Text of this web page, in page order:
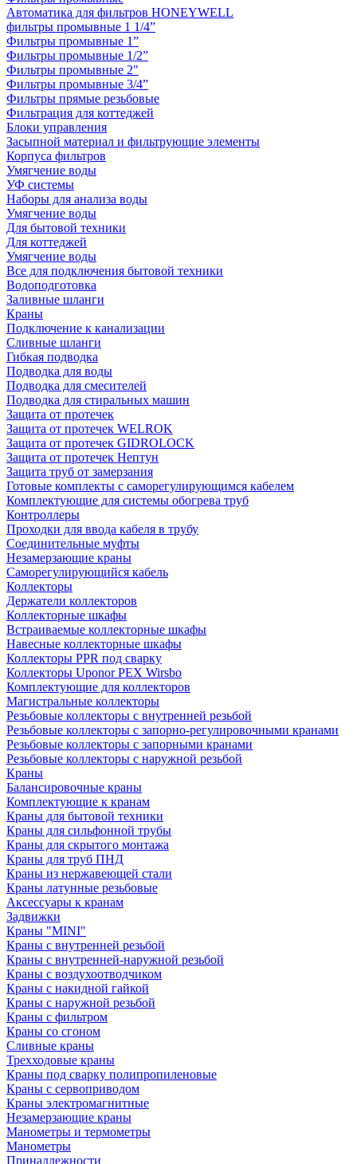
Автоматика для фильтров HONEYWELL
фильтры промывные 1 1/4”
Фильтры промывные 1”
Фильтры промывные 1/2”
Фильтры промывные 2"
Фильтры промывные 3/4”
Фильтры прямые резьбовые
Фильтрация для коттеджей
Блоки управления
Засыпной материал и фильтрующие элементы
Корпуса фильтров
Умягчение воды
УФ системы
Наборы для анализа воды
Умягчение воды
Для бытовой техники
Для коттеджей
Умягчение воды
Все для подключения бытовой техники
Водоподготовка
Заливные шланги
Краны
Подключение к канализации
Сливные шланги
Гибкая подводка
Подводка для воды
Подводка для смесителей
Подводка для стиральных машин
Защита от протечек
Защита от протечек WELROK
Защита от протечек GIDROLOCK
Защита от протечек Нептун
Защита труб от замерзания
Готовые комплекты с саморегулирующимся кабелем
Комплектующие для системы обогрева труб
Контроллеры
Проходки для ввода кабеля в трубу
Соединительные муфты
Незамерзающие краны
Саморегулирующийся кабель
Коллекторы
Держатели коллекторов
Коллекторные шкафы
Встраиваемые коллекторные шкафы
Навесные коллекторные шкафы
Коллекторы PPR под сварку
Коллекторы Uponor PEX Wirsbo
Комплектующие для коллекторов
Магистральные коллекторы
Резьбовые коллекторы с внутренней резьбой
Резьбовые коллекторы с запорно-регулировочными кранами
Резьбовые коллекторы с запорными кранами
Резьбовые коллекторы с наружной резьбой
Краны
Балансировочные краны
Комплектующие к кранам
Краны для бытовой техники
Краны для сильфонной трубы
Краны для скрытого монтажа
Краны для труб ПНД
Краны из нержавеющей стали
Краны латунные резьбовые
Аксессуары к кранам
Задвижки
Краны "MINI"
Краны с внутренней резьбой
Краны с внутренней-наружной резьбой
Краны с воздухоотводчиком
Краны с накидной гайкой
Краны с наружной резьбой
Краны с фильтром
Краны со сгоном
Сливные краны
Трехходовые краны
Краны под сварку полипропиленовые
Краны с сервоприводом
Краны электромагнитные
Незамерзающие краны
Манометры и термометры
Манометры
Принадлежности